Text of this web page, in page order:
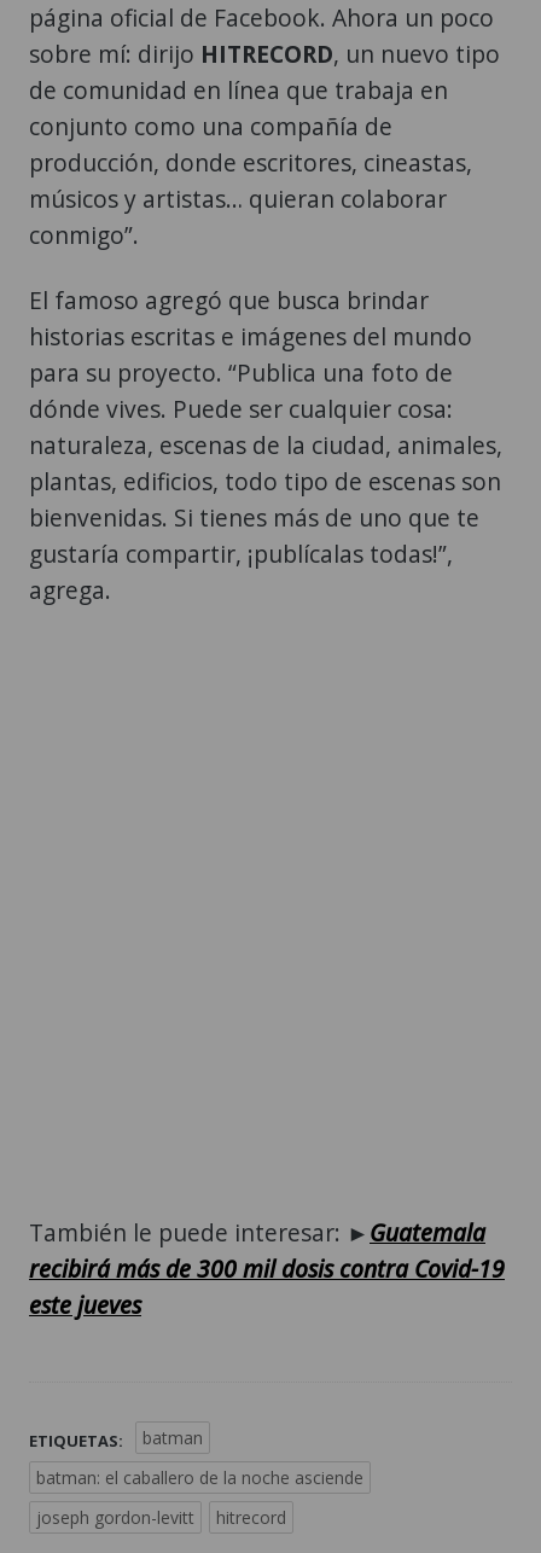
página oficial de Facebook. Ahora un poco
sobre mí: dirijo HITRECORD, un nuevo tipo
de comunidad en línea que trabaja en
conjunto como una compañía de
producción, donde escritores, cineastas,
músicos y artistas… quieran colaborar
conmigo”.
El famoso agregó que busca brindar
historias escritas e imágenes del mundo
para su proyecto. “Publica una foto de
dónde vives. Puede ser cualquier cosa:
naturaleza, escenas de la ciudad, animales,
plantas, edificios, todo tipo de escenas son
bienvenidas. Si tienes más de uno que te
gustaría compartir, ¡publícalas todas!”,
agrega.
También le puede interesar: ►Guatemala
recibirá más de 300 mil dosis contra Covid-19
este jueves
ETIQUETAS:
batman
batman: el caballero de la noche asciende
joseph gordon-levitt
hitrecord